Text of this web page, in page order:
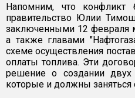
Напомним, что конфликт
правительство Юлии
заключенными 12
а также главами
схеме осуществления
оплаты топлива. Эти
решение о создании двух
которые и должны заняться